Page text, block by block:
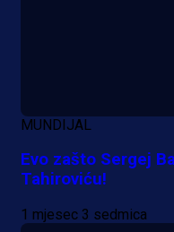
MUNDIJAL
Evo zašto Sergej
Tahiroviću!
1 mjesec 3 sedmica